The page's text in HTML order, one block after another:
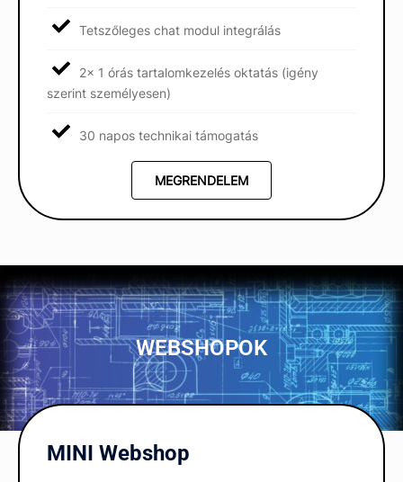
Tetszőleges chat modul integrálás
2x 1 órás tartalomkezelés oktatás (igény
szerint személyesen)
30 napos technikai támogatás
MEGRENDELEM
WEBSHOPOK
MINI Webshop